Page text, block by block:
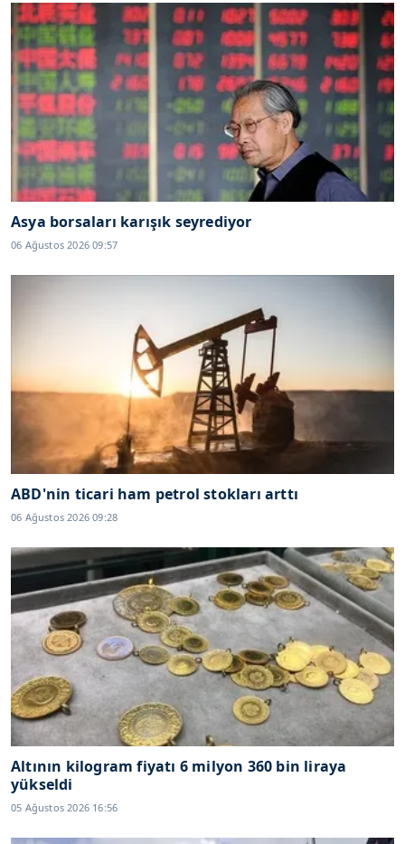
Asya borsaları karışık seyrediyor
06 Ağustos 2026 09:57
ABD'nin ticari ham petrol stokları arttı
06 Ağustos 2026 09:28
Altının kilogram fiyatı 6 milyon 360 bin liraya
yükseldi
05 Ağustos 2026 16:56